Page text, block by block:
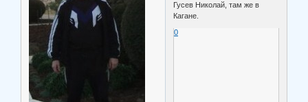
Гусев Николай, там же в
Кагане.
0